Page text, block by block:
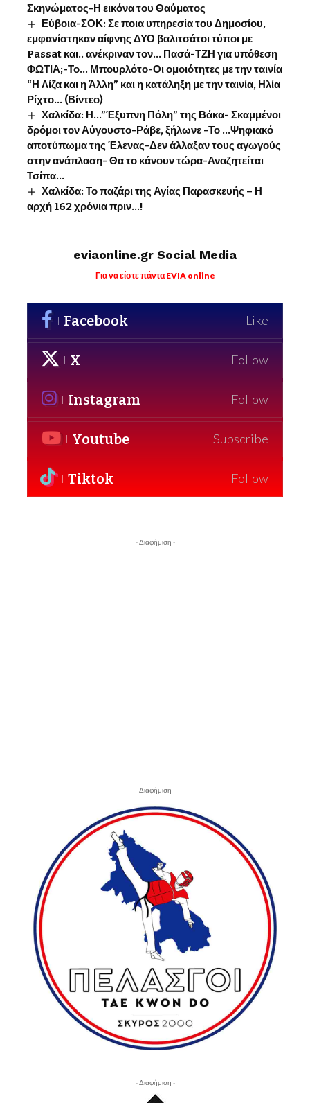
Σκηνώματος-Η εικόνα του Θαύματος
Εύβοια-ΣΟΚ: Σε ποια υπηρεσία του Δημοσίου,
εμφανίστηκαν αίφνης ΔΥΟ βαλιτσάτοι τύποι με
Passat και.. ανέκριναν τον… Πασά-ΤΖΗ για υπόθεση
ΦΩΤΙΑ;-Το… Μπουρλότο-Οι ομοιότητες με την ταινία
“Η Λίζα και η Άλλη” και η κατάληξη με την ταινία, Ηλία
Ρίχτο… (Βίντεο)
Χαλκίδα: Η…”Έξυπνη Πόλη” της Βάκα- Σκαμμένοι
δρόμοι τον Αύγουστο-Ράβε, ξήλωνε -Το …Ψηφιακό
αποτύπωμα της Έλενας-Δεν άλλαξαν τους αγωγούς
στην ανάπλαση- Θα το κάνουν τώρα-Αναζητείται
Τσίπα…
Χαλκίδα: Το παζάρι της Αγίας Παρασκευής – Η
αρχή 162 χρόνια πριν…!
eviaonline.gr Social Media
Για να είστε πάντα EVIA online
Facebook Like
X Follow
Instagram Follow
Youtube Subscribe
Tiktok Follow
- Διαφήμιση -
- Διαφήμιση -
- Διαφήμιση -